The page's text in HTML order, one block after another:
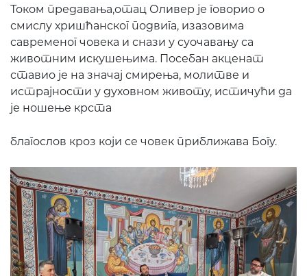
Током предавања,отац Оливер је говорио о
смислу хришћанског подвига, изазовима
савременог човека и снази у суочавању са
животним искушењима. Посебан акценат
ставио је на значај смирења, молитве и
истрајности у духовном животу, истичући да
је ношење крста
благослов кроз који се човек приближава Богу.